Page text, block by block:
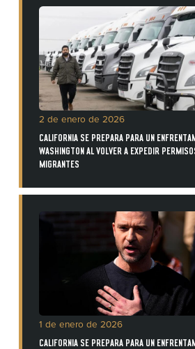
2 de enero de 2026
CALIFORNIA SE PREPARA PARA UN
WASHINGTON AL VOLVER A EXPEDIR
MIGRANTES
1 de enero de 2026
CALIFORNIA SE PREPARA PARA UN